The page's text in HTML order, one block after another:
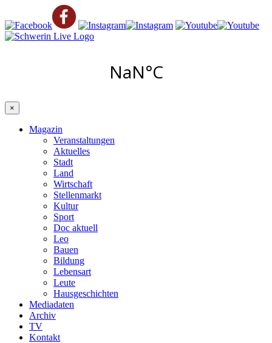
×
Magazin
Veranstaltungen
Aktuelles
Stadt
Land
Wirtschaft
Stellenmarkt
Kultur
Sport
Doc aktuell
Leo
Bauen
Bildung
Lebensart
Leute
Hausgeschichten
Mediadaten
Archiv
TV
Kontakt